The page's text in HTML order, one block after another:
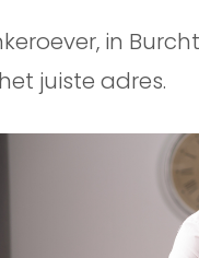
in
juiste adres.